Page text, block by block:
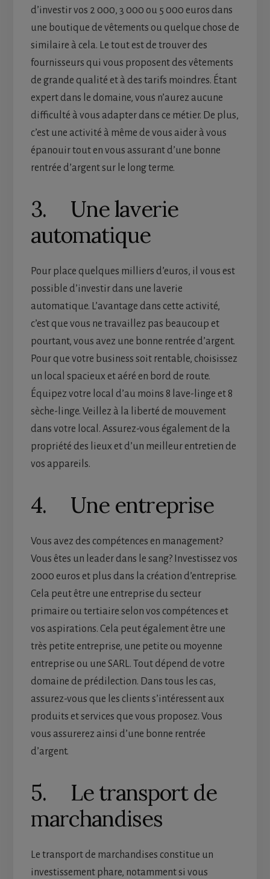
d’investir vos 2 000, 3 000 ou 5 000 euros dans
une boutique de vêtements ou quelque chose de
similaire à cela. Le tout est de trouver des
fournisseurs qui vous proposent des vêtements
de grande qualité et à des tarifs moindres. Étant
expert dans le domaine, vous n’aurez aucune
difficulté à vous adapter dans ce métier. De plus,
c’est une activité à même de vous aider à vous
épanouir tout en vous assurant d’une bonne
rentrée d’argent sur le long terme.
3. Une laverie
automatique
Pour place quelques milliers d’euros, il vous est
possible d’investir dans une laverie
automatique. L’avantage dans cette activité,
c’est que vous ne travaillez pas beaucoup et
pourtant, vous avez une bonne rentrée d’argent.
Pour que votre business soit rentable, choisissez
un local spacieux et aéré en bord de route.
Équipez votre local d’au moins 8 lave-linge et 8
sèche-linge. Veillez à la liberté de mouvement
dans votre local. Assurez-vous également de la
propriété des lieux et d’un meilleur entretien de
vos appareils.
4. Une entreprise
Vous avez des compétences en management?
Vous êtes un leader dans le sang? Investissez vos
2000 euros et plus dans la création d’entreprise.
Cela peut être une entreprise du secteur
primaire ou tertiaire selon vos compétences et
vos aspirations. Cela peut également être une
très petite entreprise, une petite ou moyenne
entreprise ou une SARL. Tout dépend de votre
domaine de prédilection. Dans tous les cas,
assurez-vous que les clients s’intéressent aux
produits et services que vous proposez. Vous
vous assurerez ainsi d’une bonne rentrée
d’argent.
5. Le transport de
marchandises
Le transport de marchandises constitue un
investissement phare, notamment si vous